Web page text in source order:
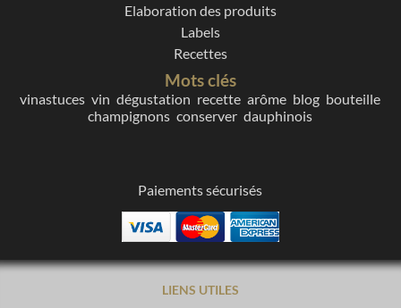
Elaboration des produits
Labels
Recettes
Mots clés
vinastuces vin dégustation recette arôme blog bouteille
champignons conserver dauphinois
Paiements sécurisés
LIENS UTILES